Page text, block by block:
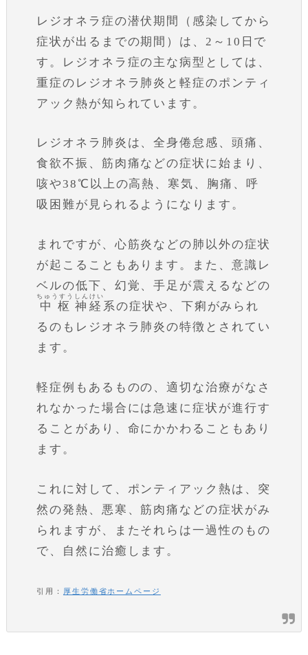
レジオネラ症の潜伏期間（感染してから
症状が出るまでの期間）は、2～10日で
す。レジオネラ症の主な病型としては、
重症のレジオネラ肺炎と軽症のポンティ
アック熱が知られています。
レジオネラ肺炎は、全身倦怠感、頭痛、
食欲不振、筋肉痛などの症状に始まり、
咳や38℃以上の高熱、寒気、胸痛、呼
吸困難が見られるようになります。
まれですが、心筋炎などの肺以外の症状
が起こることもあります。また、意識レ
ベルの低下、幻覚、手足が震えるなどの
中枢
ちゅうすう
神経
しんけい
系の症状や、下痢がみられ
るのもレジオネラ肺炎の特徴とされてい
ます。
軽症例もあるものの、適切な治療がなさ
れなかった場合には急速に症状が進行す
ることがあり、命にかかわることもあり
ます。
これに対して、ポンティアック熱は、突
然の発熱、悪寒、筋肉痛などの症状がみ
られますが、またそれらは一過性のもの
で、自然に治癒します。
引用： 厚生労働省ホームページ